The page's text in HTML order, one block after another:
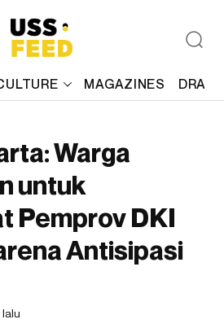
MAGAZINES
Warga
untuk
Pemprov DKI
Antisipasi